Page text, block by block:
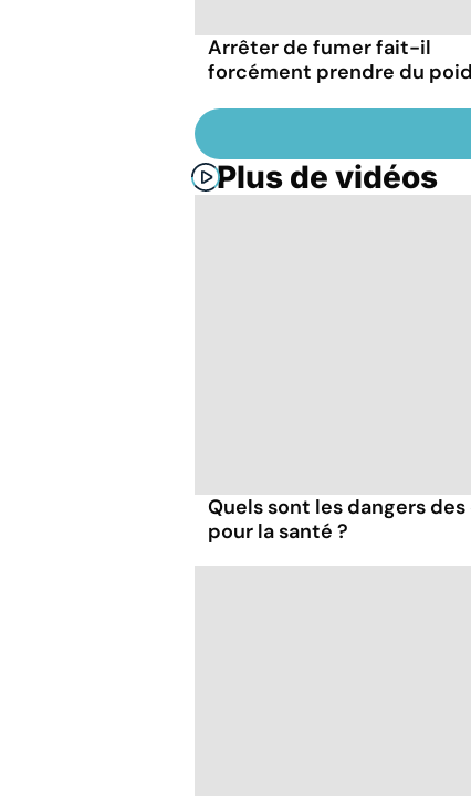
Arrêter de fumer fait-il
forcément prendre du
Plus de vidéos
Quels sont les dangers
pour la santé ?